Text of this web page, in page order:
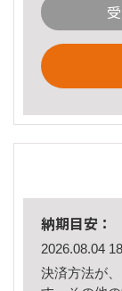
納期目安：
2026.08.04
決済方法が